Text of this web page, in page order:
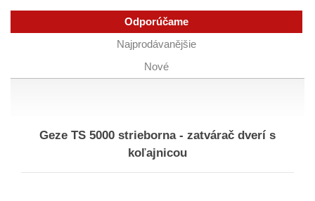
Odporúčame
Najprodávanějšie
Nové
Geze TS 5000 strieborna - zatvárač dverí s
koľajnicou